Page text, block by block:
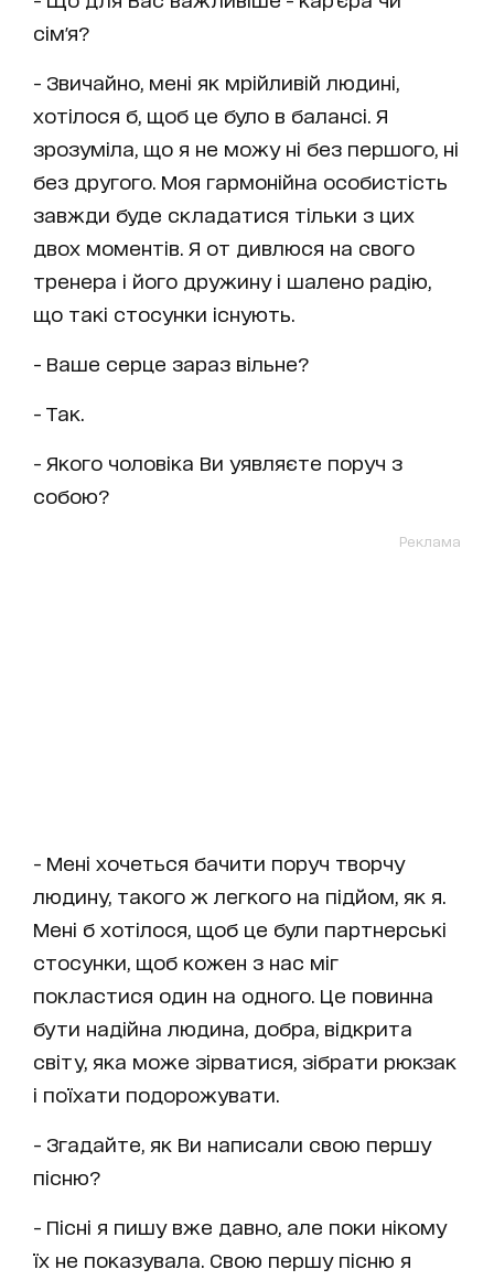
сім'я?
- Звичайно, мені як мрійливій людині,
хотілося б, щоб це було в балансі. Я
зрозуміла, що я не можу ні без першого, ні
без другого. Моя гармонійна особистість
завжди буде складатися тільки з цих
двох моментів. Я от дивлюся на свого
тренера і його дружину і шалено радію,
що такі стосунки існують.
- Ваше серце зараз вільне?
- Так.
- Якого чоловіка Ви уявляєте поруч з
собою?
Реклама
- Мені хочеться бачити поруч творчу
людину, такого ж легкого на підйом, як я.
Мені б хотілося, щоб це були партнерські
стосунки, щоб кожен з нас міг
покластися один на одного. Це повинна
бути надійна людина, добра, відкрита
світу, яка може зірватися, зібрати рюкзак
і поїхати подорожувати.
- Згадайте, як Ви написали свою першу
пісню?
- Пісні я пишу вже давно, але поки нікому
їх не показувала. Свою першу пісню я